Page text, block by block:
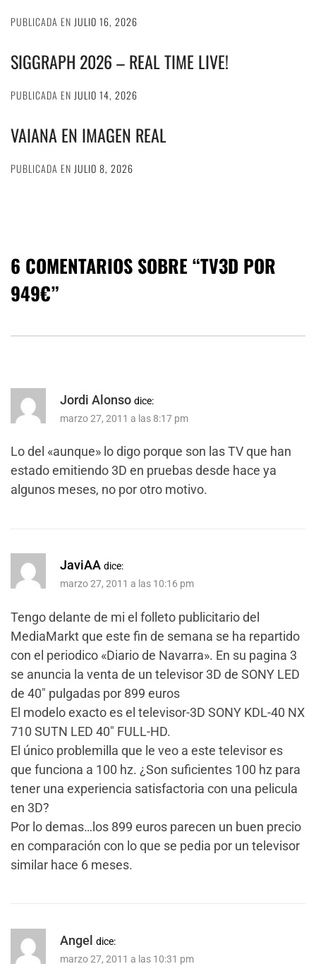
PUBLICADA EN JULIO 16, 2026
SIGGRAPH 2026 – REAL TIME LIVE!
PUBLICADA EN JULIO 14, 2026
VAIANA EN IMAGEN REAL
PUBLICADA EN JULIO 8, 2026
6 COMENTARIOS SOBRE “TV3D POR
949€”
Jordi Alonso dice:
marzo 27, 2011 a las 8:17 pm
Lo del «aunque» lo digo porque son las TV que han
estado emitiendo 3D en pruebas desde hace ya
algunos meses, no por otro motivo.
JaviAA dice:
marzo 27, 2011 a las 10:16 pm
Tengo delante de mi el folleto publicitario del
MediaMarkt que este fin de semana se ha repartido
con el periodico «Diario de Navarra». En su pagina 3
se anuncia la venta de un televisor 3D de SONY LED
de 40″ pulgadas por 899 euros
El modelo exacto es el televisor-3D SONY KDL-40 NX
710 SUTN LED 40″ FULL-HD.
El único problemilla que le veo a este televisor es
que funciona a 100 hz. ¿Son suficientes 100 hz para
tener una experiencia satisfactoria con una pelicula
en 3D?
Por lo demas…los 899 euros parecen un buen precio
en comparación con lo que se pedia por un televisor
similar hace 6 meses.
Angel dice:
marzo 27, 2011 a las 10:31 pm